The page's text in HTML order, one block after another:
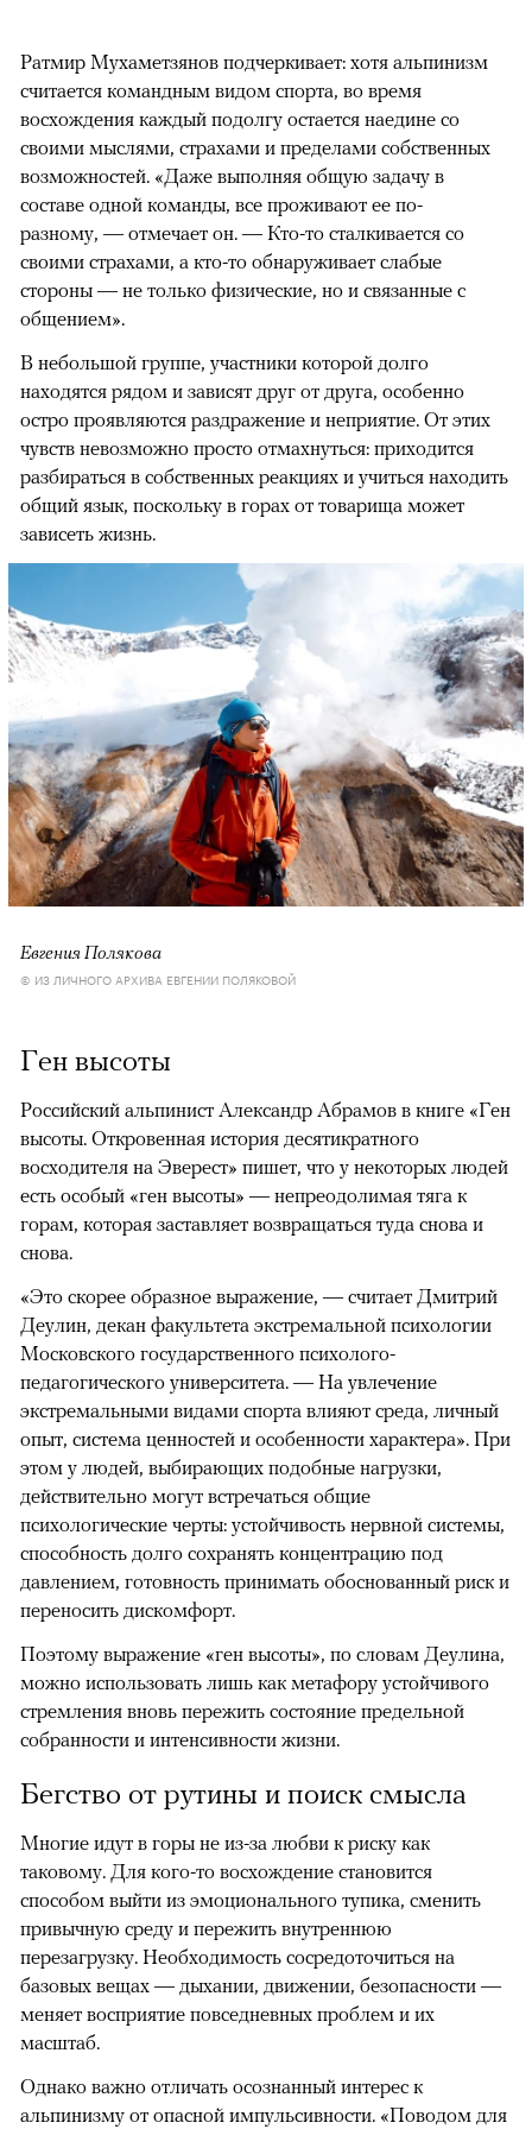
Ратмир Мухаметзянов подчеркивает: хотя альпинизм
считается командным видом спорта, во время
восхождения каждый подолгу остается наедине со
своими мыслями, страхами и пределами собственных
возможностей. «Даже выполняя общую задачу в
составе одной команды, все проживают ее по-
разному, — отмечает он. — Кто-то сталкивается со
своими страхами, а кто-то обнаруживает слабые
стороны — не только физические, но и связанные с
общением».
В небольшой группе, участники которой долго
находятся рядом и зависят друг от друга, особенно
остро проявляются раздражение и неприятие. От этих
чувств невозможно просто отмахнуться: приходится
разбираться в собственных реакциях и учиться находить
общий язык, поскольку в горах от товарища может
зависеть жизнь.
Евгения Полякова
© ИЗ ЛИЧНОГО АРХИВА ЕВГЕНИИ ПОЛЯКОВОЙ
Ген высоты
Российский альпинист Александр Абрамов в книге «Ген
высоты. Откровенная история десятикратного
восходителя на Эверест» пишет, что у некоторых людей
есть особый «ген высоты» — непреодолимая тяга к
горам, которая заставляет возвращаться туда снова и
снова.
«Это скорее образное выражение, — считает Дмитрий
Деулин, декан факультета экстремальной психологии
Московского государственного психолого-
педагогического университета. — На увлечение
экстремальными видами спорта влияют среда, личный
опыт, система ценностей и особенности характера». При
этом у людей, выбирающих подобные нагрузки,
действительно могут встречаться общие
психологические черты: устойчивость нервной системы,
способность долго сохранять концентрацию под
давлением, готовность принимать обоснованный риск и
переносить дискомфорт.
Поэтому выражение «ген высоты», по словам Деулина,
можно использовать лишь как метафору устойчивого
стремления вновь пережить состояние предельной
собранности и интенсивности жизни.
Бегство от рутины и поиск смысла
Многие идут в горы не из-за любви к риску как
таковому. Для кого-то восхождение становится
способом выйти из эмоционального тупика, сменить
привычную среду и пережить внутреннюю
перезагрузку. Необходимость сосредоточиться на
базовых вещах — дыхании, движении, безопасности —
меняет восприятие повседневных проблем и их
масштаб.
Однако важно отличать осознанный интерес к
альпинизму от опасной импульсивности. «Поводом для